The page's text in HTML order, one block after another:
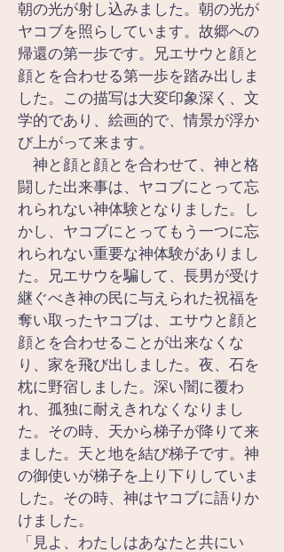
朝の光が射し込みました。朝の光が
ヤコブを照らしています。故郷への
帰還の第一歩です。兄エサウと顔と
顔とを合わせる第一歩を踏み出しま
した。この描写は大変印象深く、文
学的であり、絵画的で、情景が浮か
び上がって来ます。
神と顔と顔とを合わせて、神と格
闘した出来事は、ヤコブにとって忘
れられない神体験となりました。し
かし、ヤコブにとってもう一つに忘
れられない重要な神体験がありまし
た。兄エサウを騙して、長男が受け
継ぐべき神の民に与えられた祝福を
奪い取ったヤコブは、エサウと顔と
顔とを合わせることが出来なくな
り、家を飛び出しました。夜、石を
枕に野宿しました。深い闇に覆わ
れ、孤独に耐えきれなくなりまし
た。その時、天から梯子が降りて来
ました。天と地を結び梯子です。神
の御使いが梯子を上り下りしていま
した。その時、神はヤコブに語りか
けました。
「見よ、わたしはあなたと共にい